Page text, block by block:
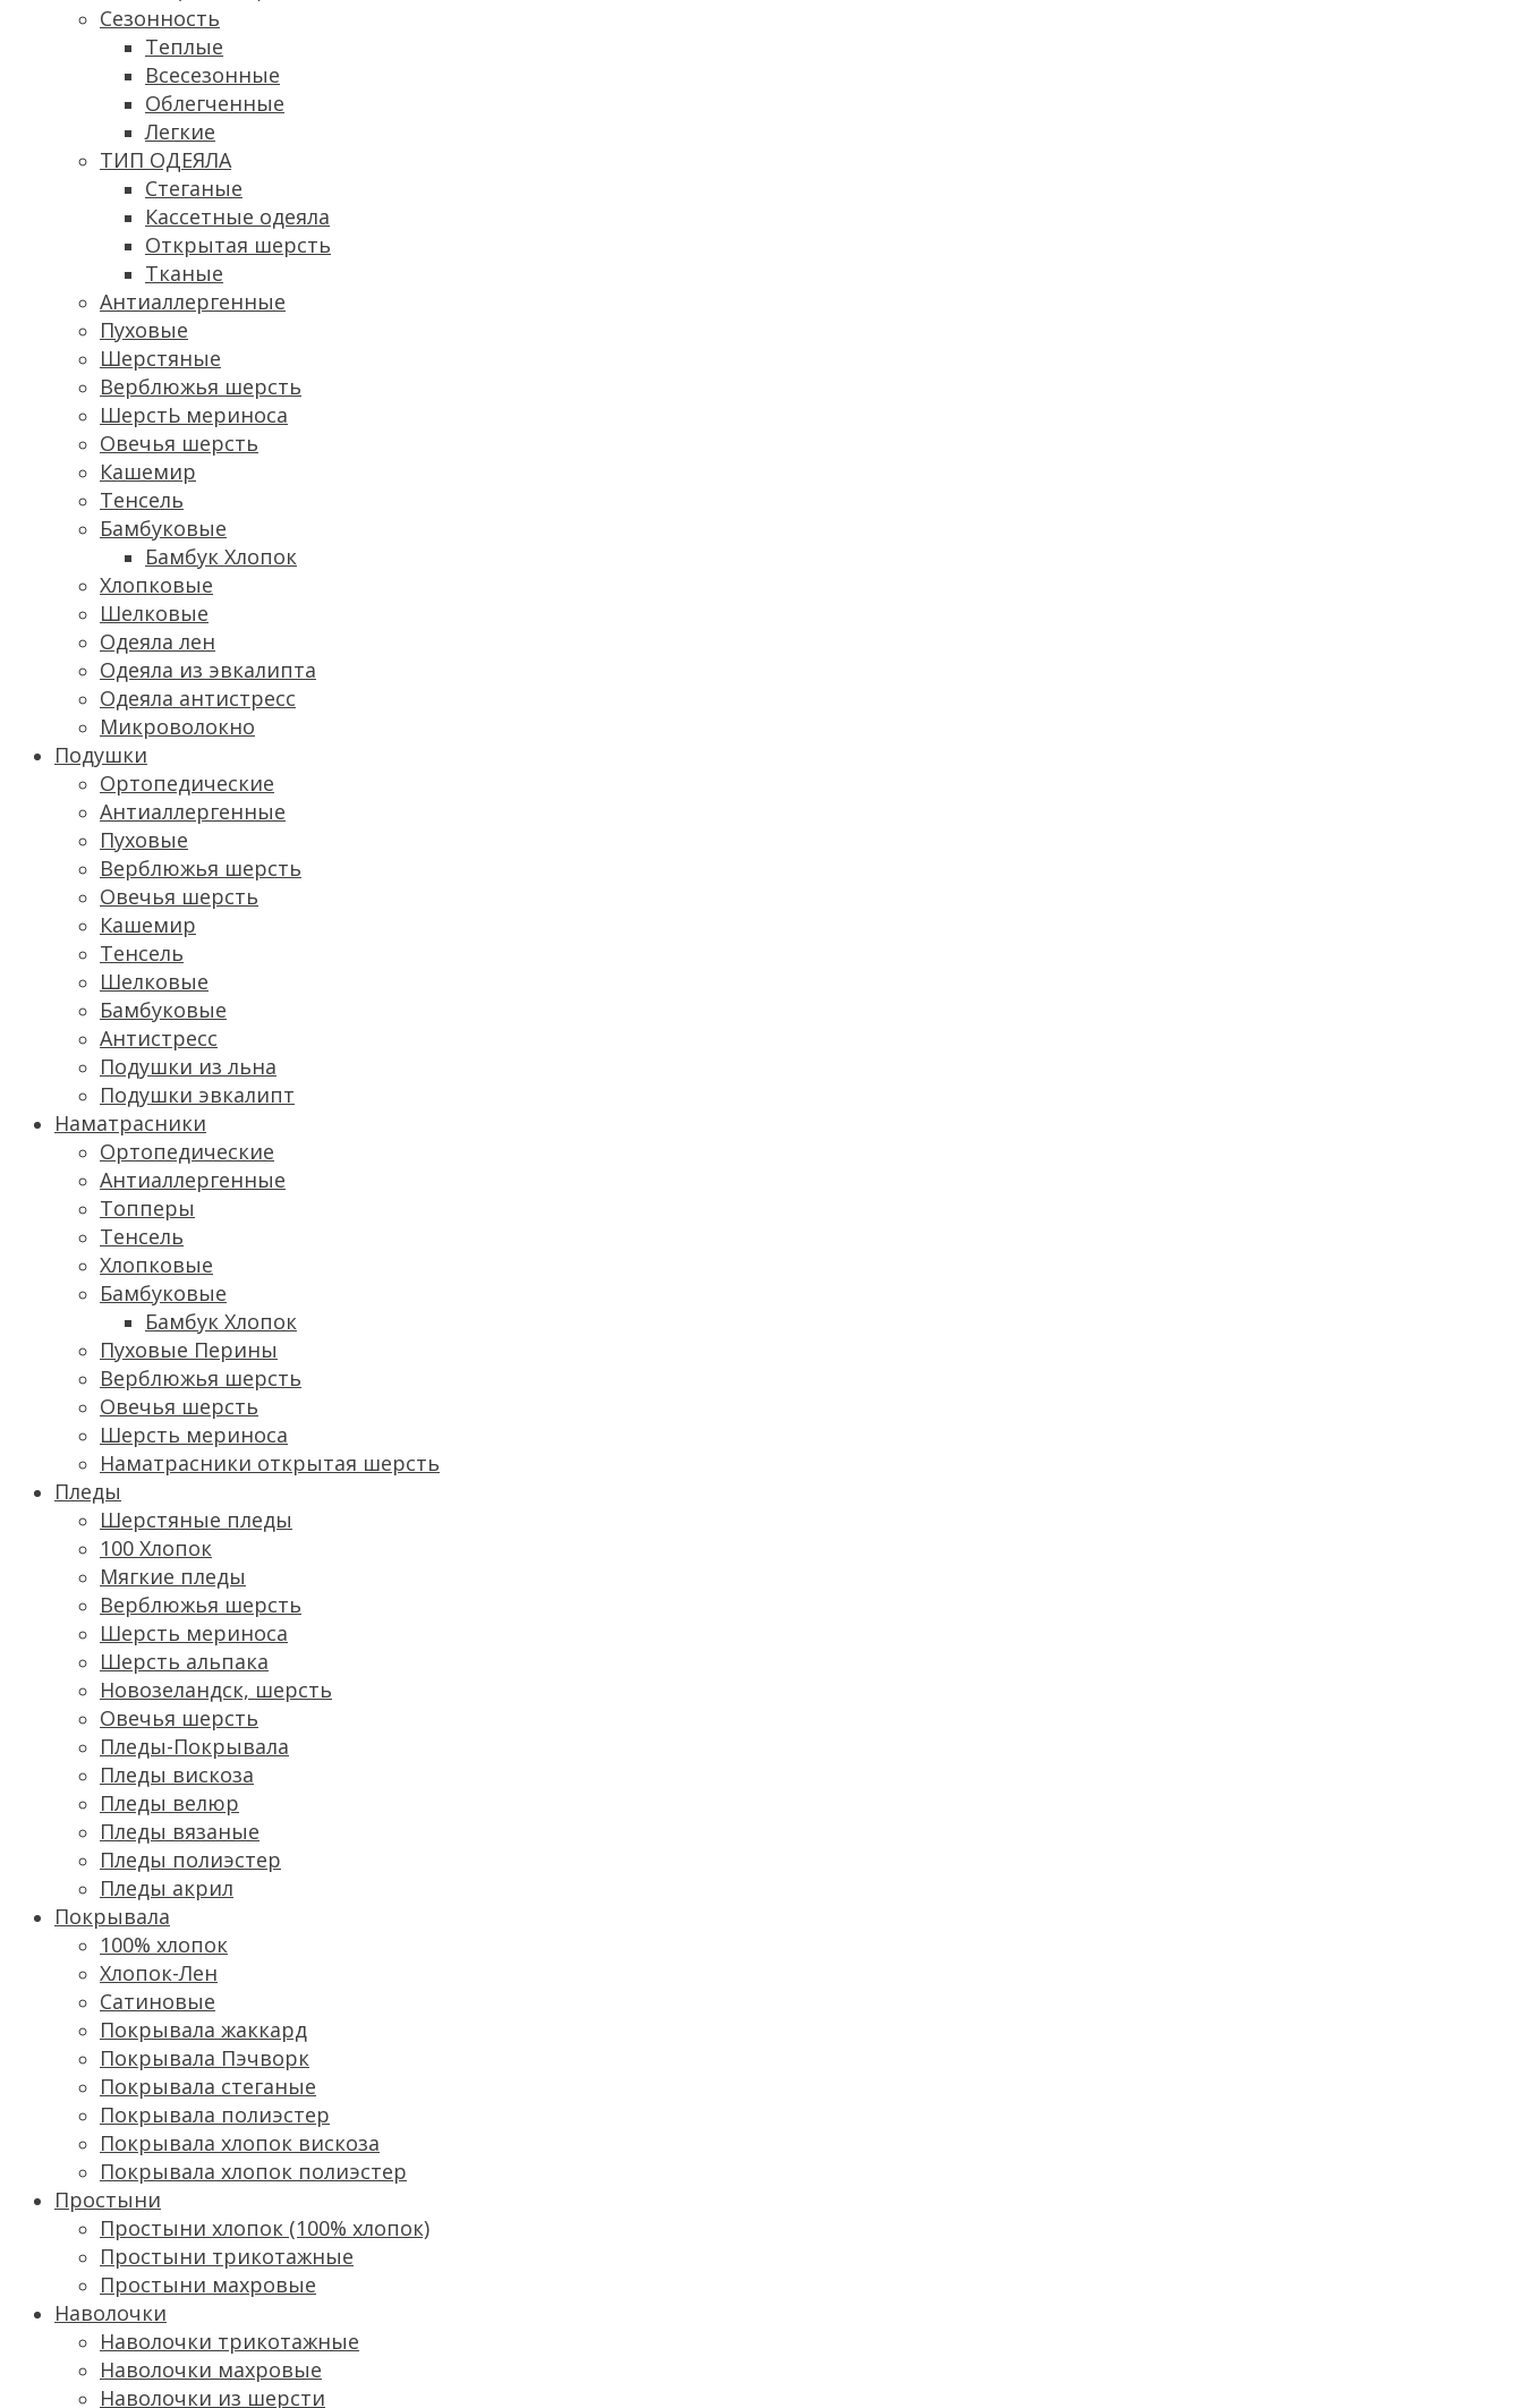
Сезонность
Теплые
Всесезонные
Облегченные
Легкие
ТИП ОДЕЯЛА
Стеганые
Кассетные одеяла
Открытая шерсть
Тканые
Антиаллергенные
Пуховые
Шерстяные
Верблюжья шерсть
ШерстЬ мериноса
Овечья шерсть
Кашемир
Тенсель
Бамбуковые
Бамбук Хлопок
Хлопковые
Шелковые
Одеяла лен
Одеяла из эвкалипта
Одеяла антистресс
Микроволокно
Подушки
Ортопедические
Антиаллергенные
Пуховые
Верблюжья шерсть
Овечья шерсть
Кашемир
Тенсель
Шелковые
Бамбуковые
Антистресс
Подушки из льна
Подушки эвкалипт
Наматрасники
Ортопедические
Антиаллергенные
Топперы
Тенсель
Хлопковые
Бамбуковые
Бамбук Хлопок
Пуховые Перины
Верблюжья шерсть
Овечья шерсть
Шерсть мериноса
Наматрасники открытая шерсть
Пледы
Шерстяные пледы
100 Хлопок
Мягкие пледы
Верблюжья шерсть
Шерсть мериноса
Шерсть альпака
Новозеландск, шерсть
Овечья шерсть
Пледы-Покрывала
Пледы вискоза
Пледы велюр
Пледы вязаные
Пледы полиэстер
Пледы акрил
Покрывала
100% хлопок
Хлопок-Лен
Сатиновые
Покрывала жаккард
Покрывала Пэчворк
Покрывала стеганые
Покрывала полиэстер
Покрывала хлопок вискоза
Покрывала хлопок полиэстер
Простыни
Простыни хлопок (100% хлопок)
Простыни трикотажные
Простыни махровые
Наволочки
Наволочки трикотажные
Наволочки махровые
Наволочки из шерсти